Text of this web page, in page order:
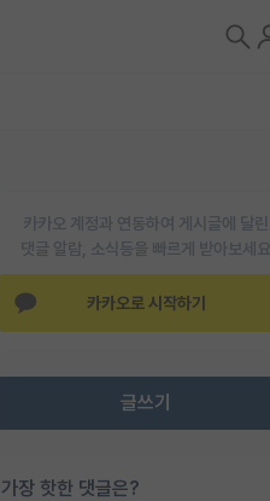
카카오 계정과 연동하여 게시글에 달린
댓글 알람, 소식등을 빠르게 받아보세요
카카오로 시작하기
글쓰기
가장 핫한 댓글은?